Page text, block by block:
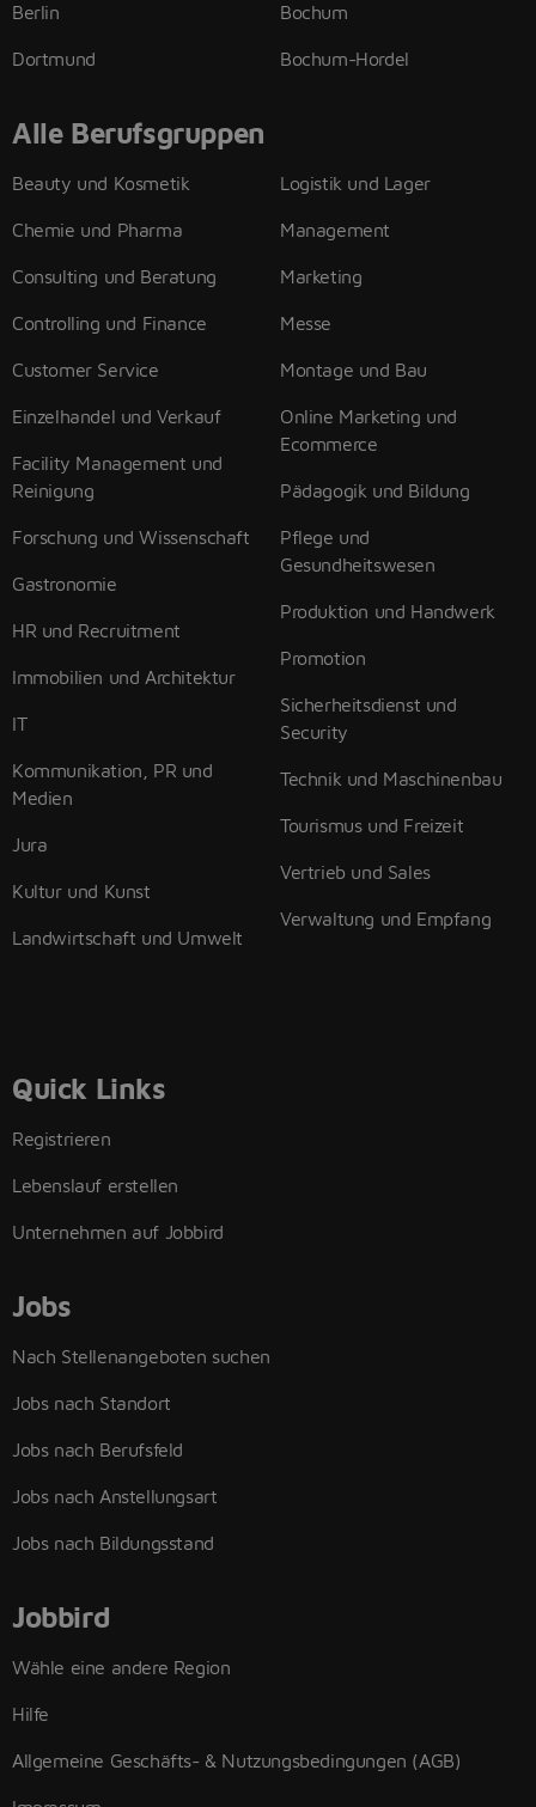
Berlin
Dortmund
Bochum
Bochum-Hordel
Alle Berufsgruppen
Beauty und Kosmetik
Chemie und Pharma
Consulting und Beratung
Controlling und Finance
Customer Service
Einzelhandel und Verkauf
Facility Management und
Reinigung
Forschung und Wissenschaft
Gastronomie
HR und Recruitment
Immobilien und Architektur
IT
Kommunikation, PR und
Medien
Jura
Kultur und Kunst
Landwirtschaft und Umwelt
Logistik und Lager
Management
Marketing
Messe
Montage und Bau
Online Marketing und
Ecommerce
Pädagogik und Bildung
Pflege und
Gesundheitswesen
Produktion und Handwerk
Promotion
Sicherheitsdienst und
Security
Technik und Maschinenbau
Tourismus und Freizeit
Vertrieb und Sales
Verwaltung und Empfang
Quick Links
Registrieren
Lebenslauf erstellen
Unternehmen auf Jobbird
Jobs
Nach Stellenangeboten suchen
Jobs nach Standort
Jobs nach Berufsfeld
Jobs nach Anstellungsart
Jobs nach Bildungsstand
Jobbird
Wähle eine andere Region
Hilfe
Allgemeine Geschäfts- & Nutzungsbedingungen (AGB)